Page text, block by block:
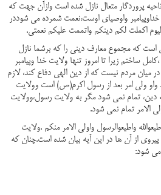
پروردگار متعال نازل شده است وازآن جهت که
واوصیای اوست،نعمت شمرده می شوددر
است که مجموع معارف دینی را که برشما نازل
ساختم زیرا تا امروز تنها ولایت خدا وپیامبر
میان مردم نیست که از دین الهی دفاع کند، لازم
ولی امر بعد از رسول اکرم(ص) است وولایت
دین، تمام نمی شود مگر به ولایت رسول،وولایت
الامر تمام نمی شود.
واطیعوالرسول واولی الامر منکم .ولایت
پیروی از آن ها در این آیه بیان شده است.چنان که
می شود: